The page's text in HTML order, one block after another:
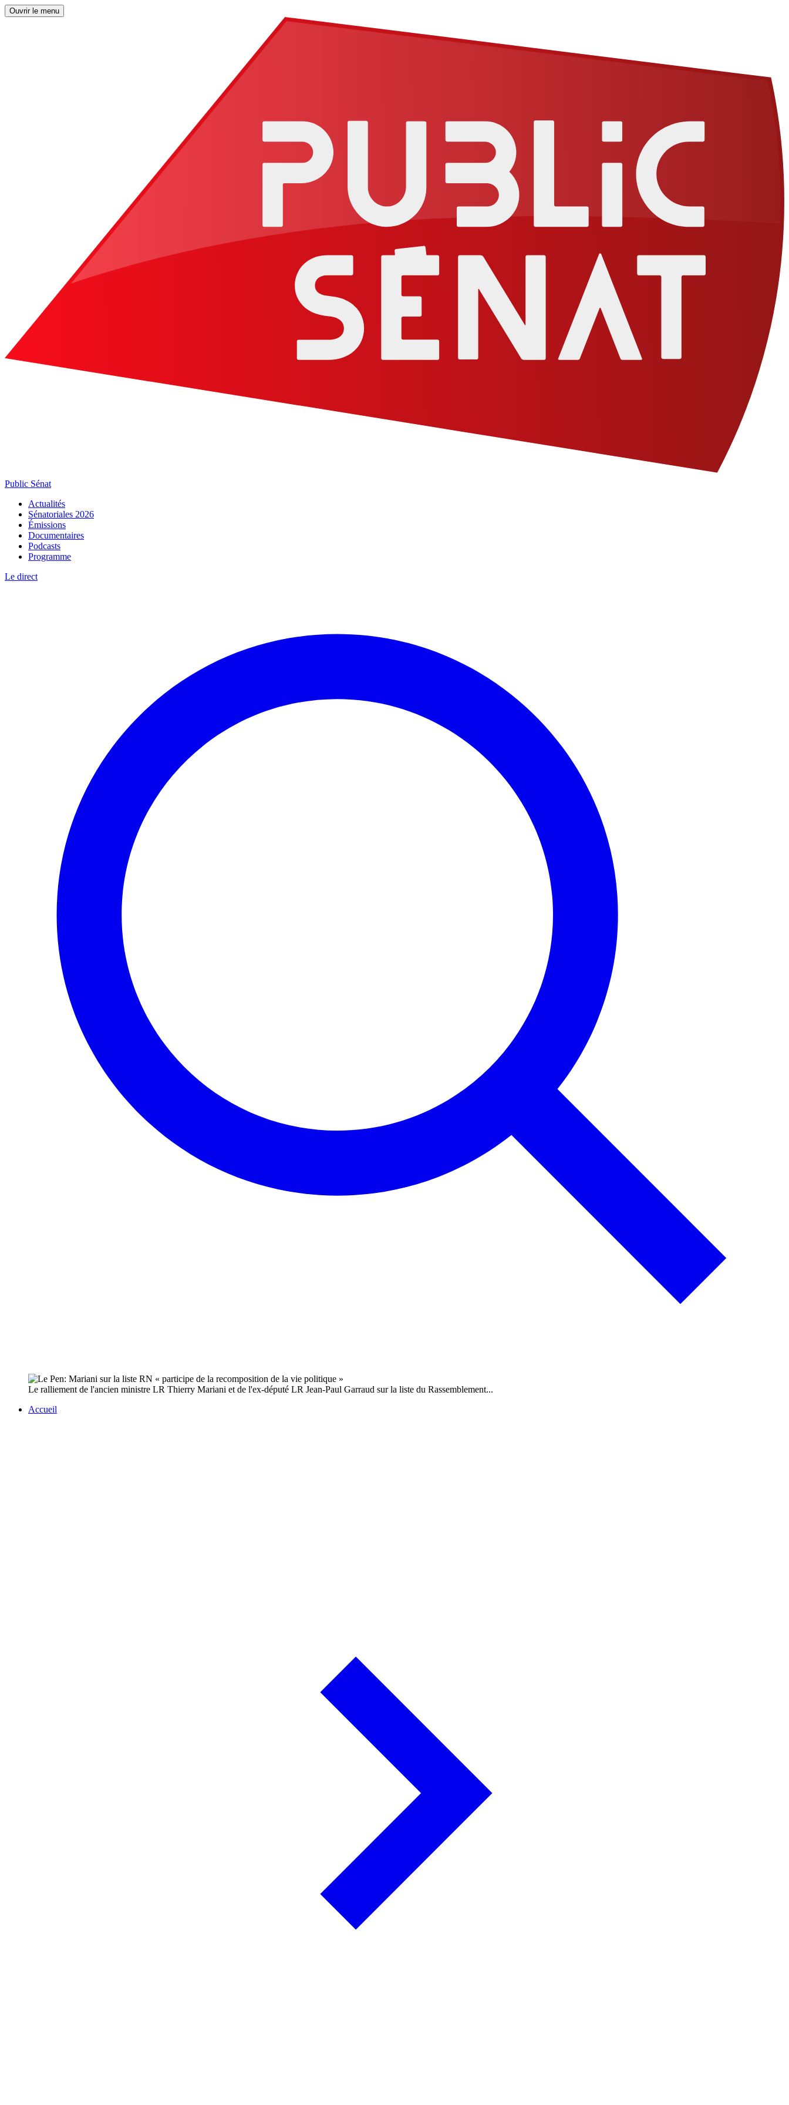
Ouvrir le menu
Public Sénat
Actualités
Sénatoriales 2026
Émissions
Documentaires
Podcasts
Programme
Le direct
Le ralliement de l'ancien ministre LR Thierry Mariani et de l'ex-député LR Jean-Paul Garraud sur la liste du Rassemblement...
Accueil